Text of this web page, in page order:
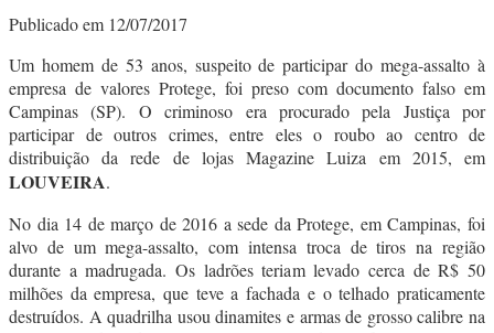
Publicado em 12/07/2017
Um homem de 53 anos, suspeito de participar do mega-assalto à
empresa de valores Protege, foi preso com documento falso em
Campinas (SP). O criminoso era procurado pela Justiça por
participar de outros crimes, entre eles o roubo ao centro de
distribuição da rede de lojas Magazine Luiza em 2015, em
LOUVEIRA.
No dia 14 de março de 2016 a sede da Protege, em Campinas, foi
alvo de um mega-assalto, com intensa troca de tiros na região
durante a madrugada. Os ladrões teriam levado cerca de R$ 50
milhões da empresa, que teve a fachada e o telhado praticamente
destruídos. A quadrilha usou dinamites e armas de grosso calibre na